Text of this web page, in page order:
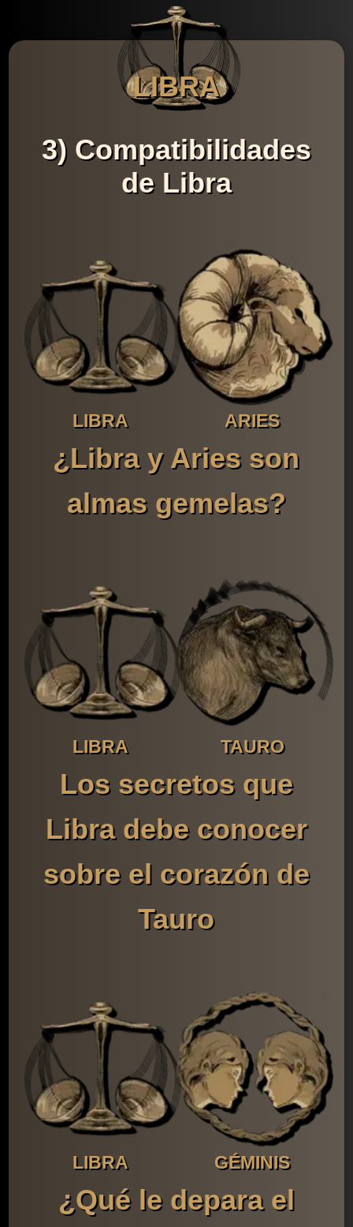
LIBRA
3) Compatibilidades
de Libra
LIBRA ARIES
¿Libra y Aries son
almas gemelas?
LIBRA TAURO
Los secretos que
Libra debe conocer
sobre el corazón de
Tauro
LIBRA GÉMINIS
¿Qué le depara el